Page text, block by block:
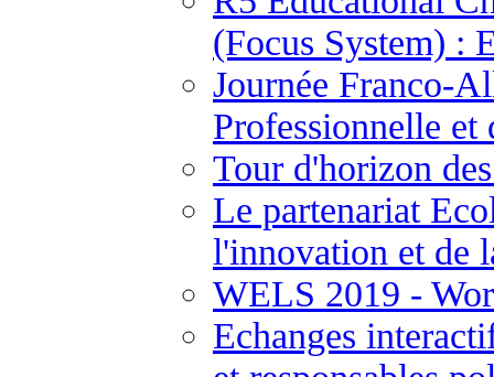
(Focus System) :
Journée Franco-
Professionnelle
Tour d'horizon
Le partenariat
l'innovation et de
WELS 2019 -
Echanges